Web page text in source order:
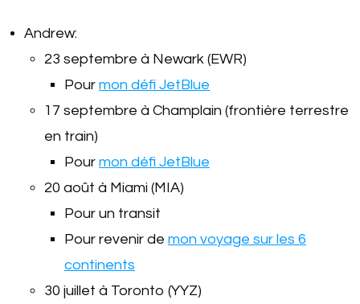
Andrew:
23 septembre à Newark (EWR)
Pour mon défi JetBlue
17 septembre à Champlain (frontière terrestre
en train)
Pour mon défi JetBlue
20 août à Miami (MIA)
Pour un transit
Pour revenir de mon voyage sur les 6
continents
30 juillet à Toronto (YYZ)